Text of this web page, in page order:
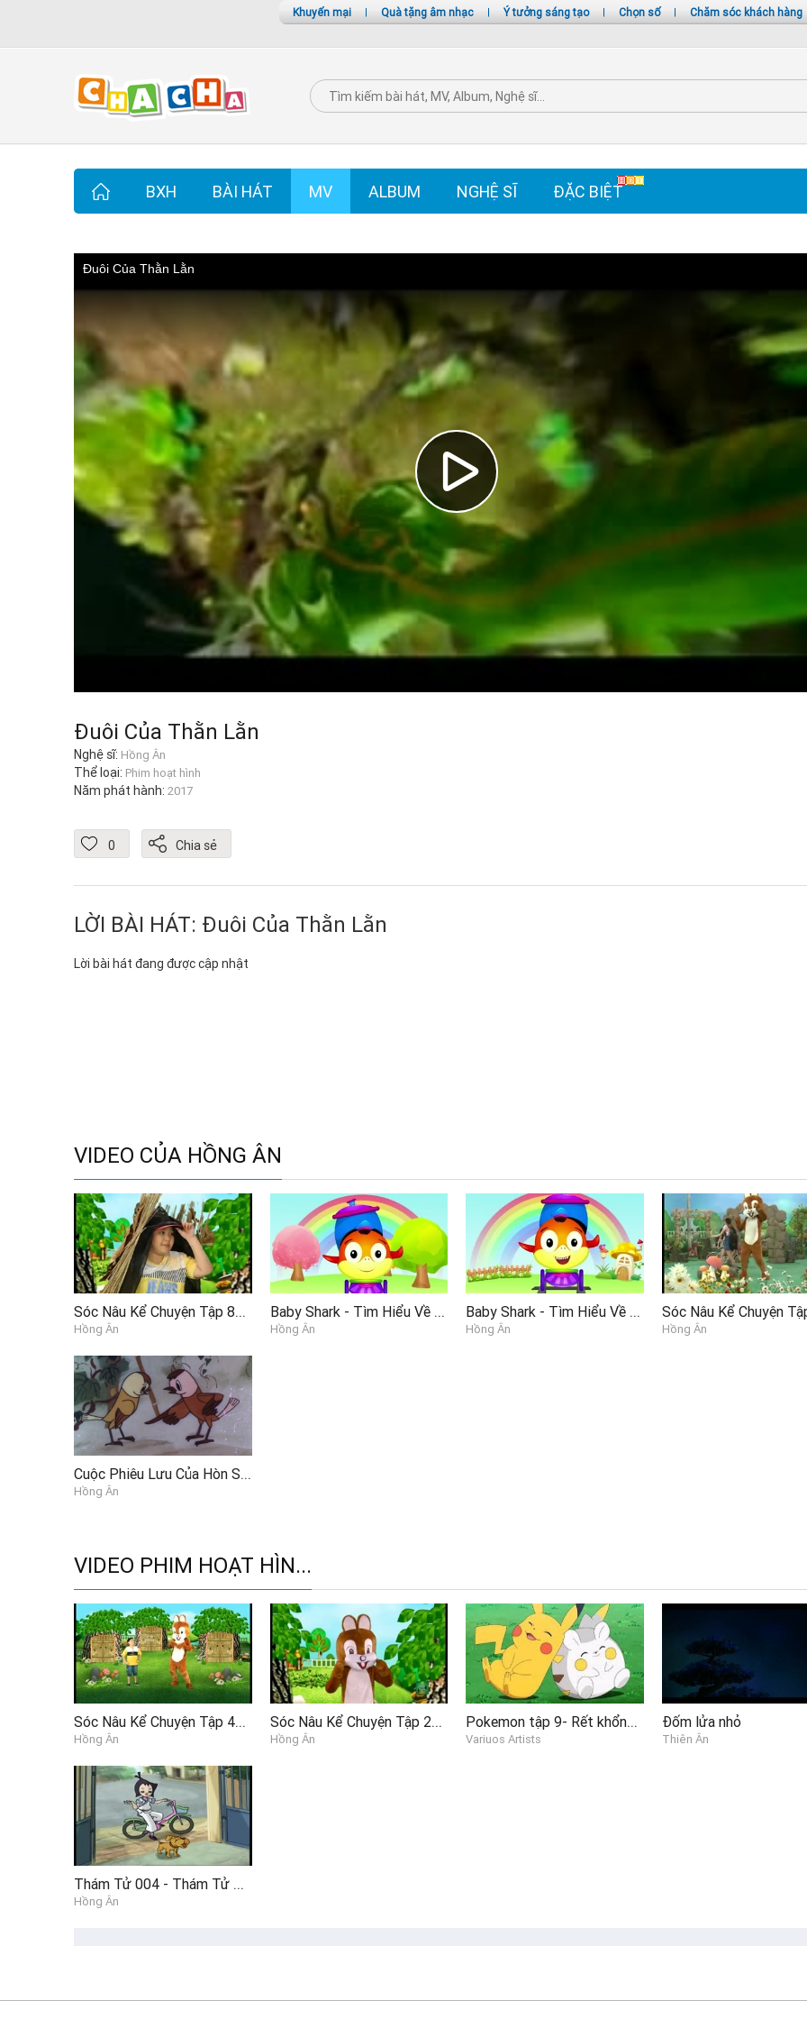
Khuyến mại | Quà tặng âm nhạc | Ý tưởng sáng tạo | Chọn số | Chăm sóc khách hàng
BXH BÀI HÁT MV ALBUM NGHỆ SĨ ĐẶC BIỆT
Đuôi Của Thằn Lằn
Đuôi Của Thằn Lằn
Nghệ sĩ: Hồng Ân
Thể loại: Phim hoạt hình
Năm phát hành: 2017
0 Chia sẻ
LỜI BÀI HÁT: Đuôi Của Thằn Lằn
Lời bài hát đang được cập nhật
VIDEO CỦA HỒNG ÂN
Sóc Nâu Kể Chuyện Tập 86 - Lão Nhím Lông Xù P2
Hồng Ân
Baby Shark - Tìm Hiểu Về Các Loại Rau Quả (Phiên Bản Tàu Hỏa)
Hồng Ân
Baby Shark - Tìm Hiểu Về Mầu Sắc (Phiên Bản Tàu Hỏa)(English Vesion)
Hồng Ân Hồng Ân
Cuộc Phiêu Lưu Của Hòn Sỏi
Hồng Ân
VIDEO PHIM HOẠT HÌN...
Sóc Nâu Kể Chuyện Tập 49 - Mỵ Châu Trọng Thủy P6
Hồng Ân
Sóc Nâu Kể Chuyện Tập 26 - Chú bé và Thần đèn P2
Hồng Ân
Pokemon tập 9- Rết khổng lồ Pendra, Kibago gặp nạn
Variuos Artists
Đốm lửa nhỏ
Thiên Ân
Thám Tử 004 - Thám Tử Bị Oan
Hồng Ân